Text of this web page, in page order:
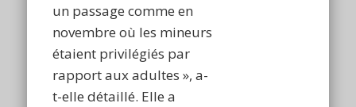
un passage comme en
novembre où les mineurs
étaient privilégiés par
rapport aux adultes », a-
t-elle détaillé. Elle a